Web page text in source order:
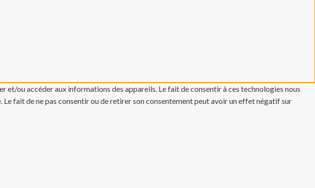
ou accéder aux informations des appareils. Le fait de consentir à ces technologies nous
fait de ne pas consentir ou de retirer son consentement peut avoir un effet négatif sur